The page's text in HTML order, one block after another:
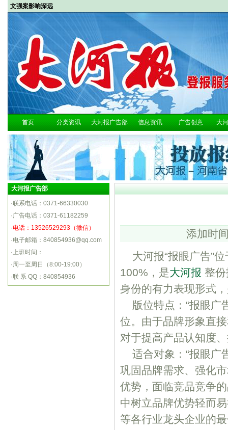
文强案影响深远
首页 分类资讯 大河报广告部 信息资讯 广告创意 大
大河报广告部
·联系电话：0371-66330030
·广告电话：0371-61182259
·电话：13526529293（微信）
·电子邮箱：840854936@qq.com
·上班时间：
·周一至周日（8:00-19:00）
·联 系 QQ：840854936
添加时
大河报“报眼广告”
100%，是大河报 整
身份的有力表现形式
版位特点：“报眼广
位。由于品牌形象直
对于提高产品认知度
适合对象：“报眼广
巩固品牌需求、强化
优势，面临竞品竞争
中树立品牌优势轻而
等各行业龙头企业的